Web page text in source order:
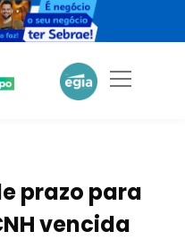
prazo para
vencida